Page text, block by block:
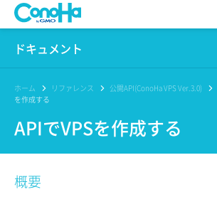
WING
Pencil
ドキュメント
このサイトについて
プロダクト
リファレンス
リリースノート
ホーム リファレンス 公開API(ConoHa VPS Ver.3.0)
を作成する
APIでVPSを作成する
概要